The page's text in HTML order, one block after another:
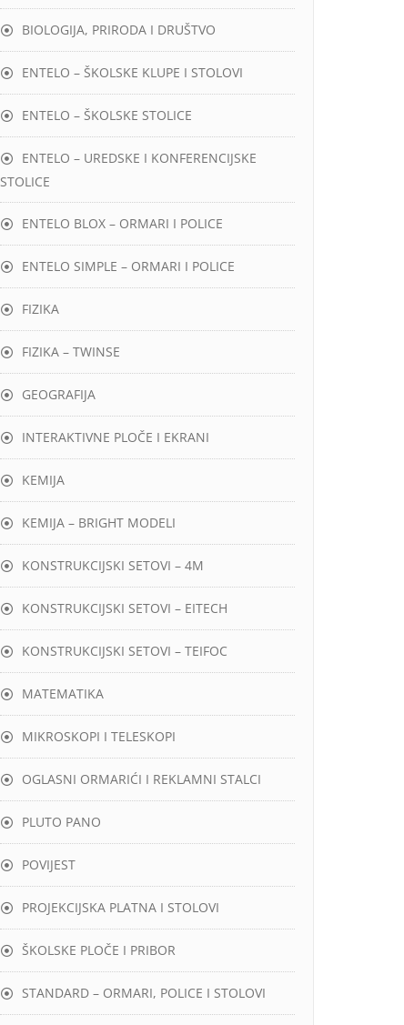
BIOLOGIJA, PRIRODA I DRUŠTVO
ENTELO – ŠKOLSKE KLUPE I STOLOVI
ENTELO – ŠKOLSKE STOLICE
ENTELO – UREDSKE I KONFERENCIJSKE
STOLICE
ENTELO BLOX – ORMARI I POLICE
ENTELO SIMPLE – ORMARI I POLICE
FIZIKA
FIZIKA – TWINSE
GEOGRAFIJA
INTERAKTIVNE PLOČE I EKRANI
KEMIJA
KEMIJA – BRIGHT MODELI
KONSTRUKCIJSKI SETOVI – 4M
KONSTRUKCIJSKI SETOVI – EITECH
KONSTRUKCIJSKI SETOVI – TEIFOC
MATEMATIKA
MIKROSKOPI I TELESKOPI
OGLASNI ORMARIĆI I REKLAMNI STALCI
PLUTO PANO
POVIJEST
PROJEKCIJSKA PLATNA I STOLOVI
ŠKOLSKE PLOČE I PRIBOR
STANDARD – ORMARI, POLICE I STOLOVI